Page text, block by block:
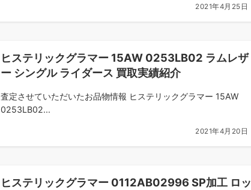
2021年4月25日
ヒステリックグラマー 15AW 0253LB02 ラムレザ
ー シングル ライダース 買取実績紹介
査定させていただいたお品物情報 ヒステリックグラマー 15AW
0253LB02...
2021年4月20日
ヒステリックグラマー 0112AB02996 SP加工 ロッ